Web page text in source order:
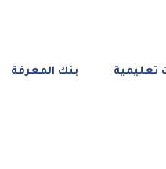
تعليمية بنك المعرفة